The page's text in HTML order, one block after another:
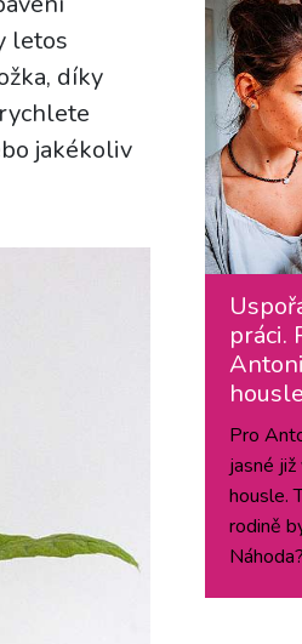
letos
díky
jakékoliv
práci.
Pro
jasné
housle.
rodině